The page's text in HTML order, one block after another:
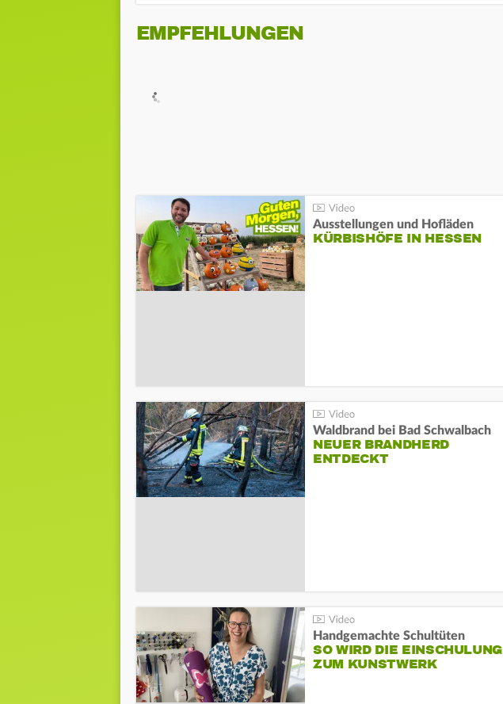
EMPFEHLUNGEN
Ausstellungen und Hofläden
KÜRBISHÖFE IN HESSEN
Waldbrand bei Bad Schwalbach
NEUER BRANDHERD
ENTDECKT
Handgemachte Schultüten
SO WIRD DIE EINSCHULUNG
ZUM KUNSTWERK